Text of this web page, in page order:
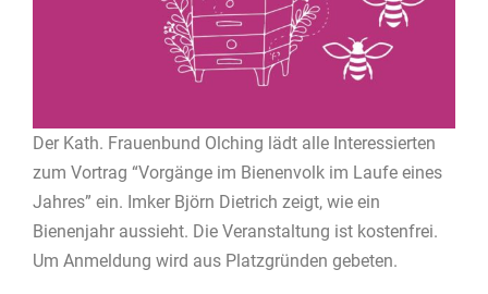
Der Kath. Frauenbund Olching lädt alle Interessierten
zum Vortrag “Vorgänge im Bienenvolk im Laufe eines
Jahres” ein. Imker Björn Dietrich zeigt, wie ein
Bienenjahr aussieht. Die Veranstaltung ist kostenfrei.
Um Anmeldung wird aus Platzgründen gebeten.